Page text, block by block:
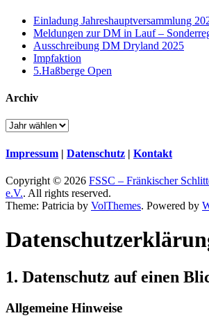
Einladung Jahreshauptversammlung
Meldungen zur DM in Lauf –
Ausschreibung DM Dryland 2025
Impfaktion
5.Haßberge Open
Archiv
Impressum | Datenschutz | Kontakt
Copyright © 2026 FSSC – Fränkischer
e.V.. All rights reserved.
Theme: Patricia by VolThemes. Powered by
1. Datenschutz auf einen
Allgemeine Hinweise